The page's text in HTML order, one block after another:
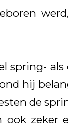
spring- als
hij
de
ook